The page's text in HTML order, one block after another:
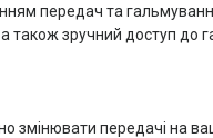
передач та
також зручний доступ до
передачі на